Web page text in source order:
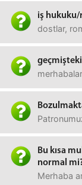
iş hukuku/
dostlar,
Bu kısa
normal
Merhaba